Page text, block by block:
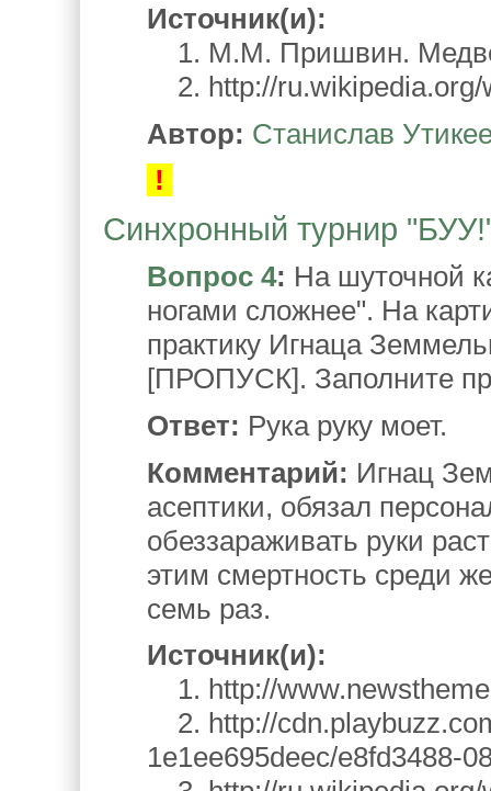
Источник(и):
1. М.М. Пришвин.
2. http://ru.wikipedia.org/
Автор: Станислав
!
Синхронный турнир
Вопрос 4: На шуточной
ногами сложнее". На
практику Игнаца
[ПРОПУСК]. Заполните
Ответ: Рука руку моет.
Комментарий: Игнац
асептики, обязал
обеззараживать руки
этим смертность среди
семь раз.
Источник(и):
1. http://
2. http://
1e1ee695deec/e8fd3488-